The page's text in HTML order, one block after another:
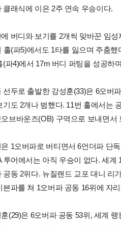
클래식에 이은 2주 연속 우승이다.
버디와 보기를 2개씩 맞바꾼 임
홀(파5)에서도 1타를 잃으며 주춤
(파4)에서 17m 버디 퍼팅을 성공하
선두로 출발한 강성훈(33)은 6오버
기도 2개나 범했다. 11번 홀에서는
브바운즈(OB) 구역으로 보내면서
1오버파로 버티면서 6언더파 단
투어에서는 아직 우승이 없다. 세
공동 2위다. 뉴질랜드 교포 대니 리
븐파를 쳐 1오버파 공동 16위에 자
(29)은 6오버파 공동 53위, 세계